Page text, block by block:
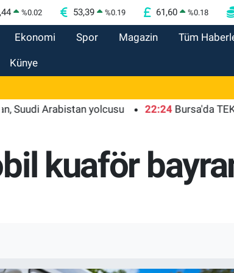
%0.02 53,39 %0.19 61,60 %0.18
Ekonomi Spor Magazin Tüm
Künye
Arabistan yolcusu 22:24 Bursa'da
kuaför